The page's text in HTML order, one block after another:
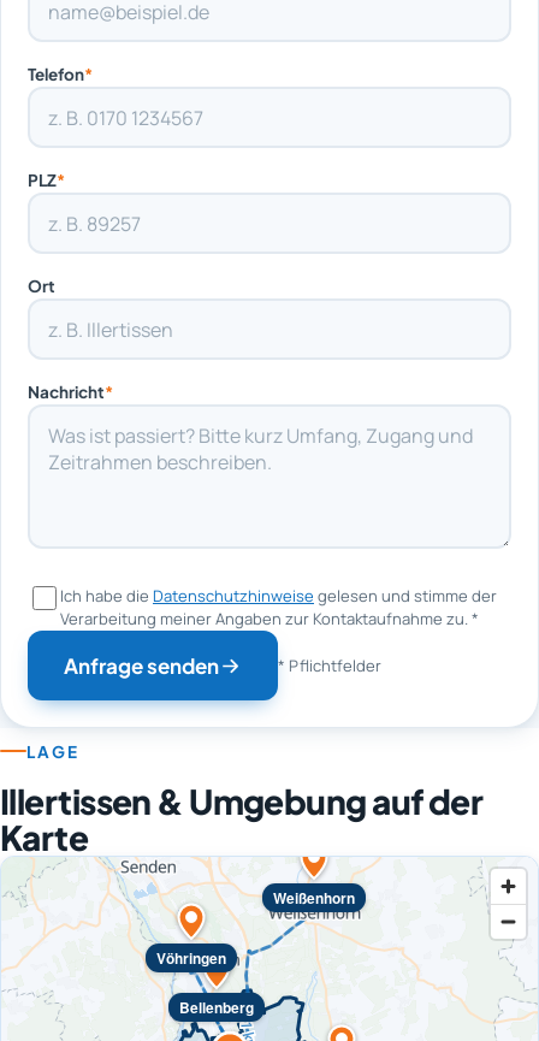
Telefon*
PLZ*
Ort
Nachricht*
Ich habe die Datenschutzhinweise gelesen und stimme der
Verarbeitung meiner Angaben zur Kontaktaufnahme zu.*
Anfrage senden * Pflichtfelder
LAGE
Illertissen & Umgebung auf der
Karte
Bellenberg
Vöhringen
Weißenhorn